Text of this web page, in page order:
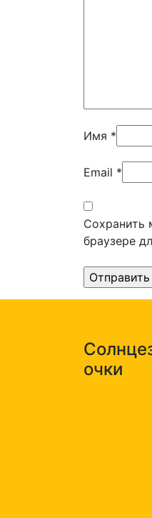
Имя *
Email *
Сохранить
браузере
очки